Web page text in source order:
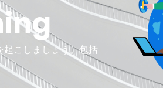
こしましょう。包括